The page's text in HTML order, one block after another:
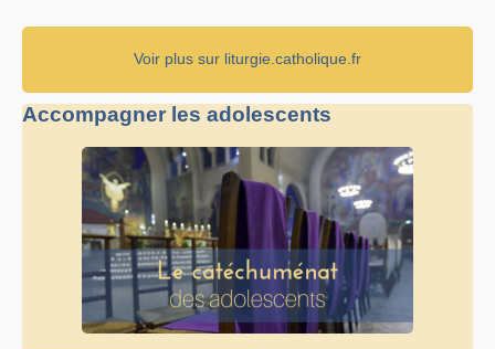
Voir plus sur liturgie.catholique.fr
Accompagner les adolescents